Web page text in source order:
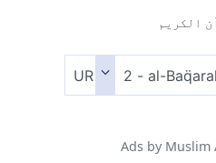
الكريم
Ads by Muslim